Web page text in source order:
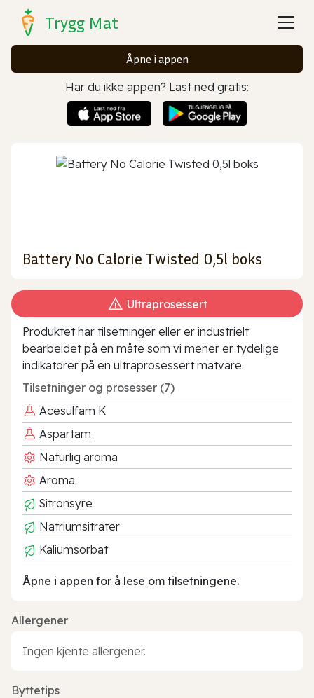
Trygg Mat
Åpne i appen
Har du ikke appen? Last ned gratis:
Battery No Calorie Twisted 0,5l boks
Ultraprosessert
Produktet har tilsetninger eller er industrielt
bearbeidet på en måte som vi mener er tydelige
indikatorer på en ultraprosessert matvare.
Tilsetninger og prosesser (7)
Acesulfam K
Aspartam
Naturlig aroma
Aroma
Sitronsyre
Natriumsitrater
Kaliumsorbat
Åpne i appen for å lese om tilsetningene.
Allergener
Ingen kjente allergener.
Byttetips